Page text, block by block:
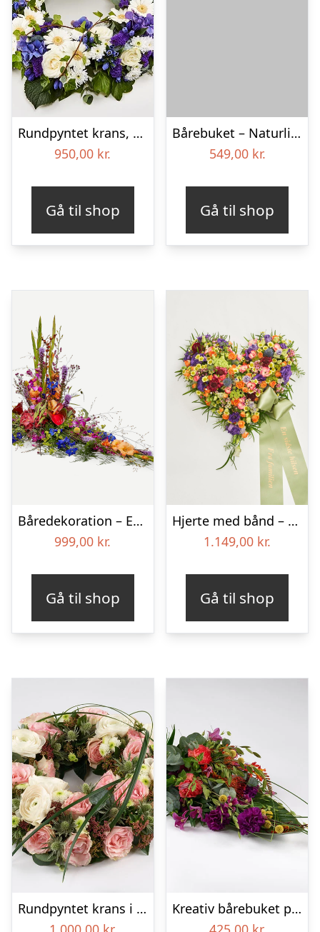
Rundpyntet krans, blå og hvid – Blomster til begravelse
950,00 kr.
Gå til shop
Bårebuket – Naturlig hvid
549,00 kr.
Gå til shop
Båredekoration – Et farverigt farvel
999,00 kr.
Gå til shop
Hjerte med bånd – Floristens kreative valg
1.149,00 kr.
Gå til shop
Rundpyntet krans i lyse farver – Blomster til begravelse
Kreativ bårebuket på stort blad – Blomster til begravelse